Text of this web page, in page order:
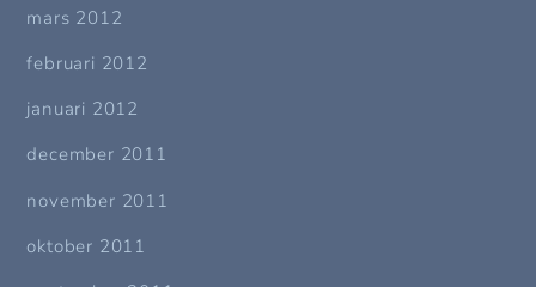
mars 2012
februari 2012
januari 2012
december 2011
november 2011
oktober 2011